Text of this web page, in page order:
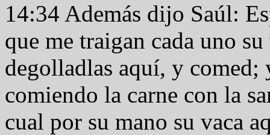
14:34 Además dijo Saúl:
que me traigan cada uno
degolladlas aquí, y comed;
comiendo la carne con la
cual por su mano su vaca